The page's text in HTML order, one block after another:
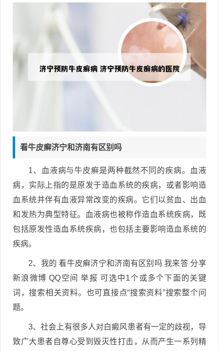
看牛皮癣济宁和济南有区别吗
1、血液病与牛皮癣是两种截然不同的疾病。血液
病，实际上指的是原发于造血系统的疾病，或者影响造
血系统并伴有血液异常改变的疾病。它们以贫血、出血
和发热为典型特征。血液病也被称作造血系统疾病，既
包括原发性造血系统疾病，也包括主要影响造血系统的
疾病。
2、我的 看牛皮癣济宁和济南有区别吗 我来答 分享
新浪微博 QQ空间 举报 可选中1个或多个下面的关键
词，搜索相关资料。也可直接点“搜索资料”搜索整个问
题。
3、社会上有很多人对白癜风患者有一定的歧视，导
致广大患者自尊心受到毁灭性打击，从而产生一系列精